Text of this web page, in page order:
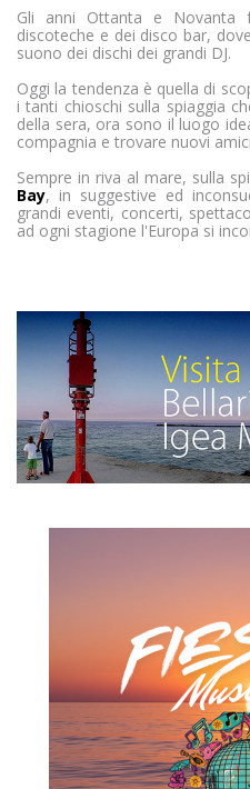
Gli anni Ottanta e Novanta
discoteche e dei disco bar,
suono dei dischi dei grandi DJ.
Oggi la tendenza è quella di
i tanti chioschi sulla spiaggia
della sera, ora sono il luogo
compagnia e trovare nuovi
Sempre in riva al mare, sulla
Bay, in suggestive ed
grandi eventi, concerti,
ad ogni stagione l'Europa si